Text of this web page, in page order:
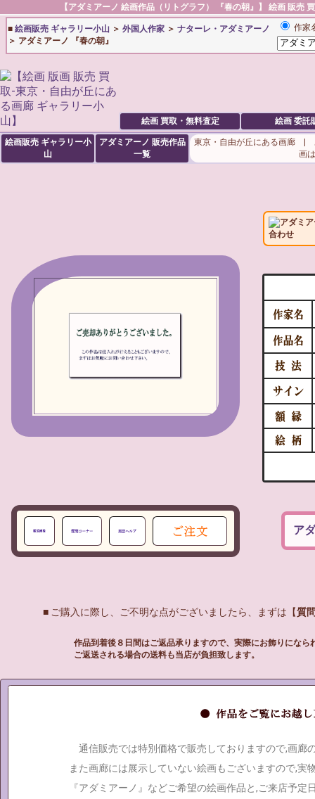
【 アダミアーノ 絵画作品（リトグラフ） 『春の朝』】 絵画 販売
■ 絵画販売 ギャラリー小山 ＞ 外国人作家 ＞ ナターレ・アダミアーノ
＞ アダミアーノ 『春の朝』
作家
絵画 買取・無料査定 絵画 委託
絵画販売 ギャラリー小
山
アダミアーノ 販売作品
一覧
東京・自由が丘にある画廊 |
画
アダミ
合わせ
ア
■ ご購入に際し、ご不明な点がございましたら、まずは【質
作品到着後８日間はご返品承りますので、実際にお飾りになら
ご返送される場合の送料も当店が負担致します。
通信販売では特別価格で販売しておりますので,画廊
また画廊には展示していない絵画もございますので,実
『アダミアーノ』などご希望の絵画作品と,ご来店予定